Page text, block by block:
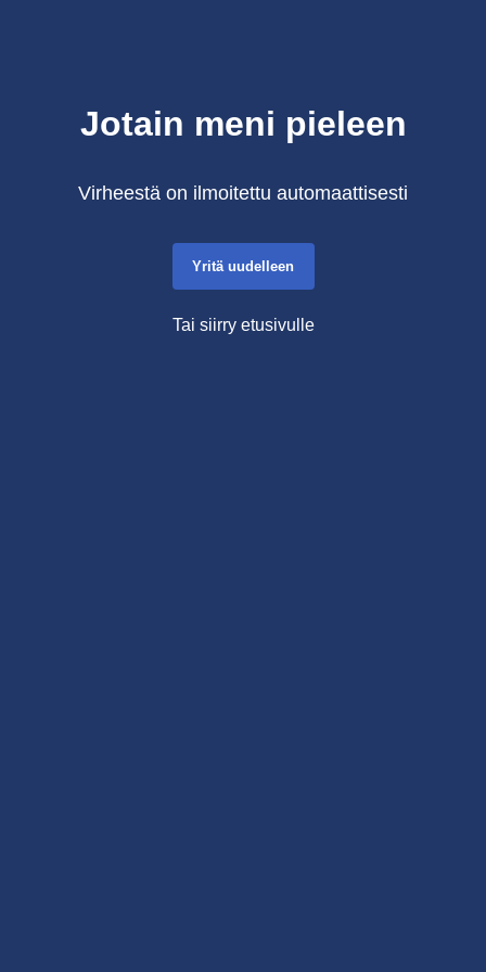
Jotain meni pieleen
Virheestä on ilmoitettu automaattisesti
Yritä uudelleen
Tai siirry etusivulle